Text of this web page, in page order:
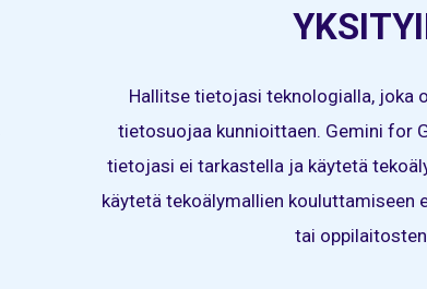
Hallitse tietojasi teknologialla, joka
tietosuojaa kunnioittaen. Gemini for
tietojasi ei tarkastella ja käytetä
käytetä tekoälymallien kouluttamiseen
tai